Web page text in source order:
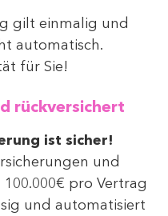
gilt einmalig und
automatisch.
für Sie!
rückversichert
ist sicher!
und
pro Vertrag
und automatisiert